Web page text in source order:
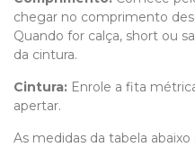
chegar no comprimento
Quando for calça, short ou
da cintura.
Cintura: Enrole a fita
apertar.
As medidas da tabela